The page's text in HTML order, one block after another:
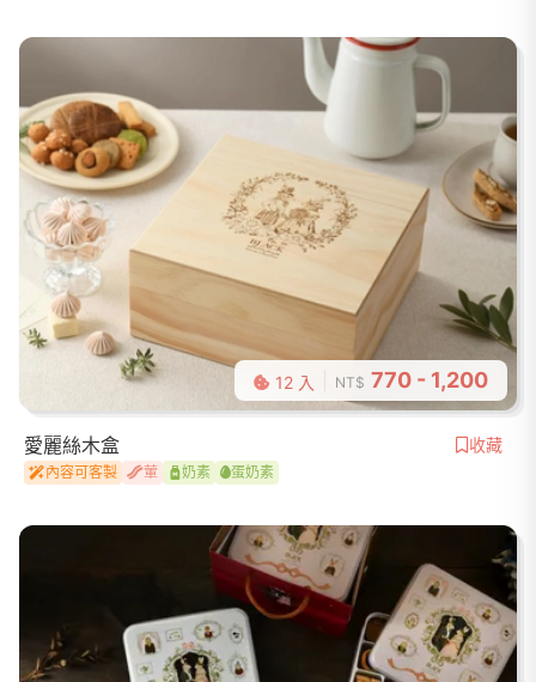
12 入 NT$ 770 - 1,200
愛麗絲木盒 收藏
內容可客製 葷 奶素 蛋奶素